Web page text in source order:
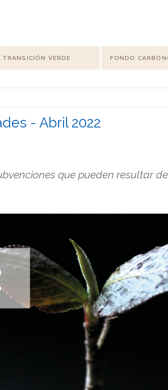
TRANSICIÓN VERDE FONDO
- Abril 2022
que pueden resultar